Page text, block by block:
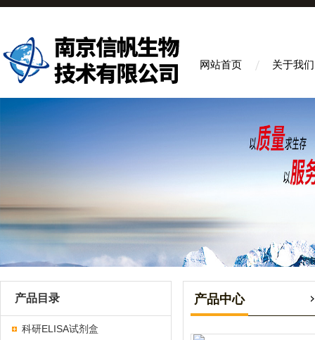
网站首页 关于我们
产品目录
科研ELISA试剂盒
产品中心